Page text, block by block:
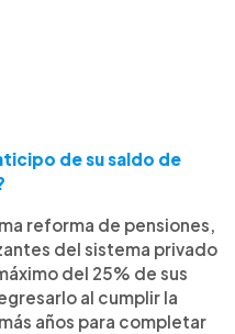
de su saldo de
reforma de pensiones,
del sistema privado
del 25% de sus
al cumplir la
años para completar